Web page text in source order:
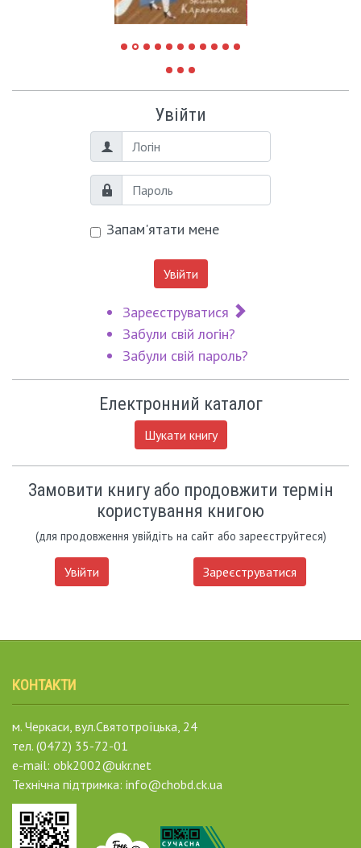
Увійти
Логін
Пароль
Запам'ятати мене
Увійти
Зареєструватися
Забули свій логін?
Забули свій пароль?
Електронний каталог
Шукати книгу
Замовити книгу або продовжити термін
користування книгою
(для продовження увійдіть на сайт або зареєструйтеся)
Увійти Зареєструватися
КОНТАКТИ
м. Черкаси, вул.Святотроїцька, 24
тел. (0472) 35-72-01
e-mail: obk2002@ukr.net
Технічна підтримка: info@chobd.ck.ua